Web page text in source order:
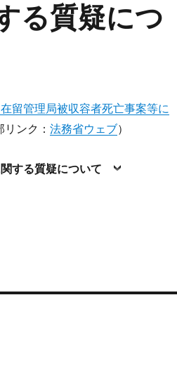
る質疑につ
留管理局被収容者死亡事案等に
ンク： 法務省ウェブ）
関する質疑について